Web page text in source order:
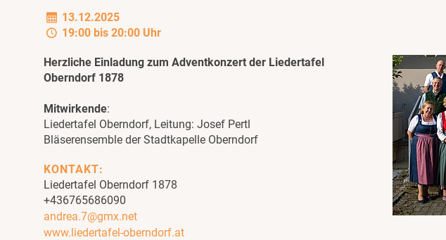
13.12.2025
19:00 bis 20:00 Uhr
Herzliche Einladung zum Adventkonzert der Liedertafel
Oberndorf 1878
Mitwirkende:
Liedertafel Oberndorf, Leitung: Josef Pertl
Bläserensemble der Stadtkapelle Oberndorf
KONTAKT:
Liedertafel Oberndorf 1878
+436765686090
andrea.7@gmx.net
www.liedertafel-oberndorf.at